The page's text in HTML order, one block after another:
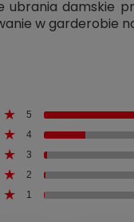
ubrania damskie
w garderobie
5
4
3
2
1